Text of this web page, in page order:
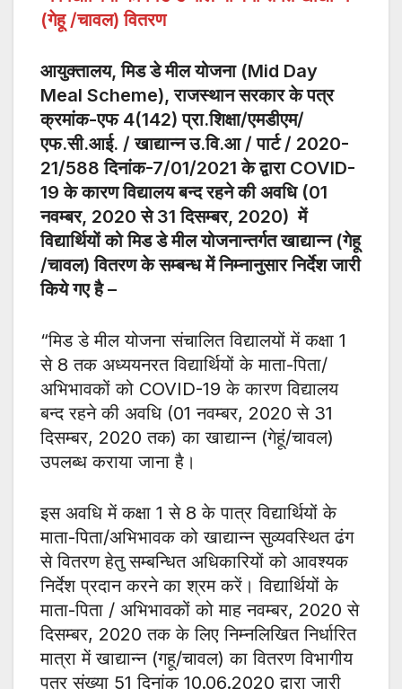
(गेहू /चावल) वितरण
आयुक्तालय, मिड डे मील योजना (Mid Day
Meal Scheme), राजस्थान सरकार के पत्र
क्रमांक-एफ 4(142) प्रा.शिक्षा/एमडीएम/
एफ.सी.आई. / खाद्यान्न उ.वि.आ / पार्ट / 2020-
21/588 दिनांक-7/01/2021 के द्वारा COVID-
19 के कारण विद्यालय बन्द रहने की अवधि (01
नवम्बर, 2020 से 31 दिसम्बर, 2020) में
विद्यार्थियों को मिड डे मील योजनान्तर्गत खाद्यान्न (गेहू
/चावल) वितरण के सम्बन्ध में निम्नानुसार निर्देश जारी
किये गए है –
“मिड डे मील योजना संचालित विद्यालयों में कक्षा 1
से 8 तक अध्ययनरत विद्यार्थियों के माता-पिता/
अभिभावकों को COVID-19 के कारण विद्यालय
बन्द रहने की अवधि (01 नवम्बर, 2020 से 31
दिसम्बर, 2020 तक) का खाद्यान्न (गेहूं/चावल)
उपलब्ध कराया जाना है।
इस अवधि में कक्षा 1 से 8 के पात्र विद्यार्थियों के
माता-पिता/अभिभावक को खाद्यान्न सुव्यवस्थित ढंग
से वितरण हेतु सम्बन्धित अधिकारियों को आवश्यक
निर्देश प्रदान करने का श्रम करें। विद्यार्थियों के
माता-पिता / अभिभावकों को माह नवम्बर, 2020 से
दिसम्बर, 2020 तक के लिए निम्नलिखित निर्धारित
मात्रा में खाद्यान्न (गहू/चावल) का वितरण विभागीय
पत्र संख्या 51 दिनांक 10.06.2020 द्वारा जारी